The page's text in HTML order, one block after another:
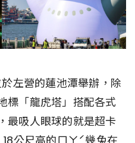
左營的蓮池潭舉辦，除
標「龍虎塔」搭配各式
最吸人眼球的就是超卡